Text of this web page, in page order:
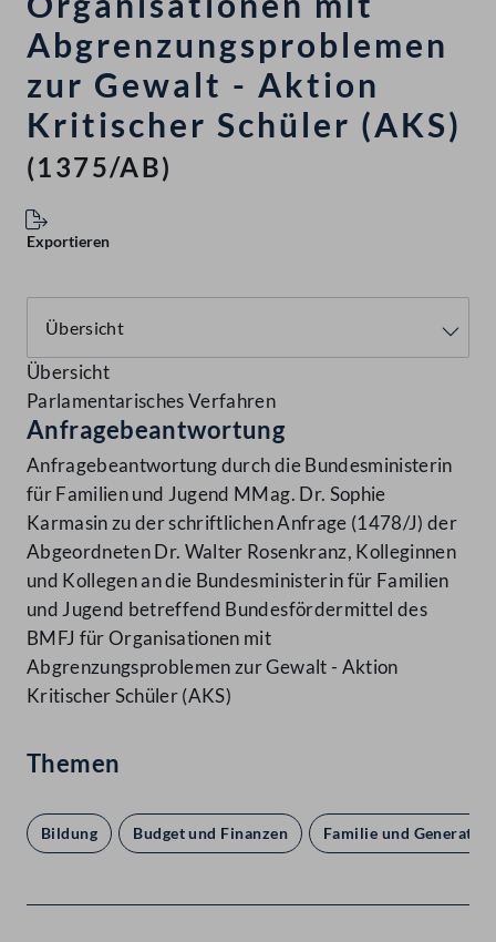
Abgrenzungsproblemen
zur Gewalt - Aktion
Kritischer Schüler (AKS)
(1375/AB)
Exportieren
Übersicht
Parlamentarisches Verfahren
Anfragebeantwortung
Anfragebeantwortung durch die Bundesministerin
für Familien und Jugend MMag. Dr. Sophie
Karmasin zu der schriftlichen Anfrage (1478/J) der
Abgeordneten Dr. Walter Rosenkranz, Kolleginnen
und Kollegen an die Bundesministerin für Familien
und Jugend betreffend Bundesfördermittel des
BMFJ für Organisationen mit
Abgrenzungsproblemen zur Gewalt - Aktion
Kritischer Schüler (AKS)
Themen
Bildung Budget und Finanzen Familie und